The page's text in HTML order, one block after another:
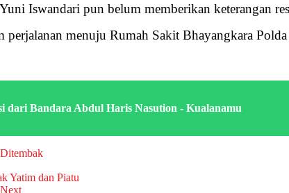
Iswandari pun belum memberikan keterangan
perjalanan menuju Rumah Sakit Bhayangkara
dari Bandara Abdul Haris Nasution - Kualanamu
Yatim dan Piatu
Next